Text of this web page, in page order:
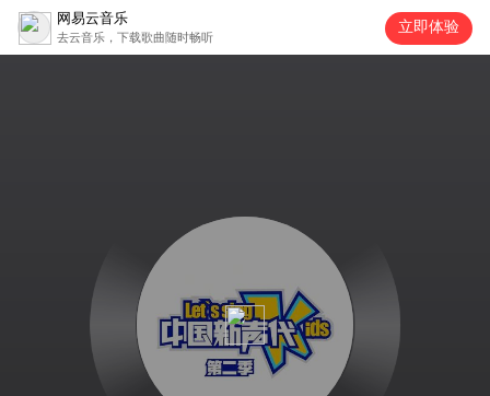
网易云音乐
去云音乐，下载歌曲随时畅听
立即体验